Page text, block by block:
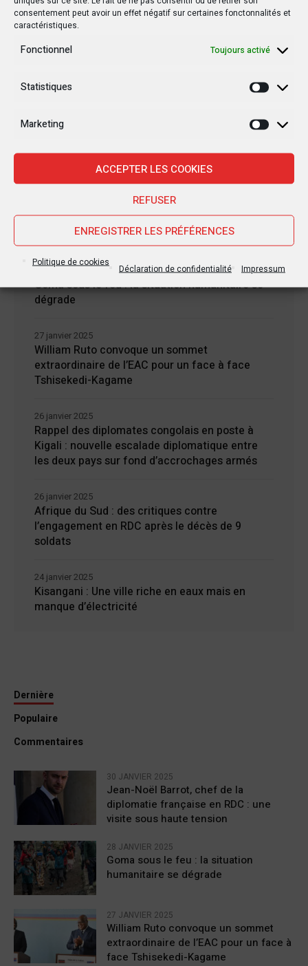
consentement peut avoir un effet négatif sur certaines fonctonnalités et
caractéristiques.
Fonctionnel Toujours activé
Statistiques
Marketing
ACCEPTER LES COOKIES
REFUSER
ENREGISTRER LES PRÉFÉRENCES
Politique de cookies
Déclaration de confidentialité Impressum
Nouvelles Récentes
Jean-Noël Barrot, chef de la diplomatie
française en RDC : une visite sous haute
Goma sous le feu : la situation humanitaire se
dégrade
28 janvier 2025
William Ruto convoque un sommet
extraordinaire de l’EAC pour un face à face
Tshisekedi-Kagame
27 janvier 2025
Rappel des diplomates congolais en poste à
Kigali : nouvelle escalade diplomatique entre
les deux pays sur fond d’accrochages armés
26 janvier 2025
Afrique du Sud : des critiques contre
l’engagement en RDC après le décès de 9
soldats
26 janvier 2025
Kisangani : Une ville riche en eaux mais en
manque d’électricité
24 janvier 2025
Dernière
Populaire
Commentaires
30 JANVIER 2025
Jean-Noël Barrot, chef de la
diplomatie française en RDC : une
visite sous haute tension
28 JANVIER 2025
Goma sous le feu : la situation
humanitaire se dégrade
27 JANVIER 2025
William Ruto convoque un sommet
extraordinaire de l’EAC pour un face à
face Tshisekedi-Kagame